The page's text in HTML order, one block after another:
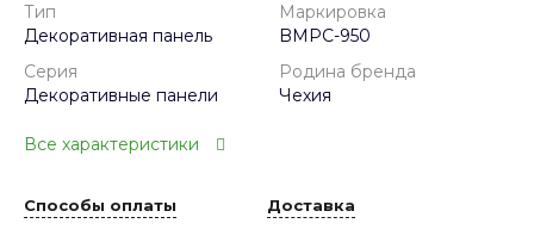
Тип
Декоративная панель
Маркировка
BMPC-950
Серия
Декоративные панели
Родина бренда
Чехия
Все характеристики
Способы оплаты Доставка